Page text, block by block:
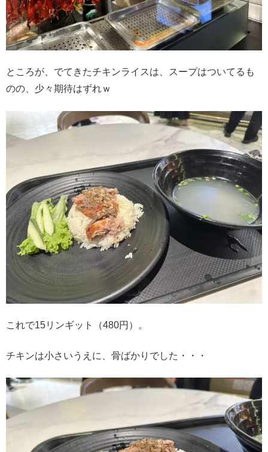
ところが、でてきたチキンライスは、スープはついてるも
のの、少々期待はずれｗ
これで15リンギット（480円）。
チキンは小さいうえに、骨ばかりでした・・・